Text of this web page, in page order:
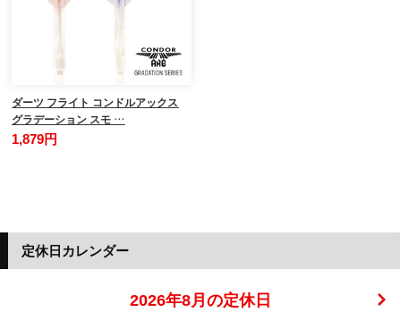
ダーツ フライト コンドルアックス
グラデーション スモ …
1,879円
定休日カレンダー
2026年8月の定休日